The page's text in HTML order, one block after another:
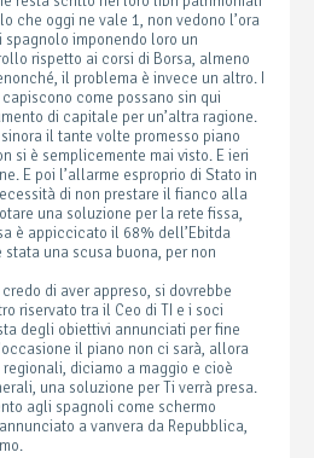
che oggi ne vale 1, non vedono l’ora
imponendo loro un
rispetto ai corsi di Borsa, almeno
il problema è invece un altro. I
come possano sin qui
di capitale per un’altra ragione.
il tante volte promesso piano
si è semplicemente mai visto. E ieri
E poi l’allarme esproprio di Stato in
di non prestare il fianco alla
una soluzione per la rete fissa,
è appiccicato il 68% dell’Ebitda
stata una scusa buona, per non
di aver appreso, si dovrebbe
riservato tra il Ceo di TI e i soci
degli obiettivi annunciati per fine
il piano non ci sarà, allora
diciamo a maggio e cioè
una soluzione per Ti verrà presa.
agli spagnoli come schermo
a vanvera da Repubblica,